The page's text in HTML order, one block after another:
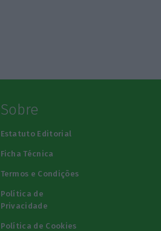
Sobre
Estatuto Editorial
Ficha Técnica
Termos e Condições
Política de
Privacidade
Política de Cookies